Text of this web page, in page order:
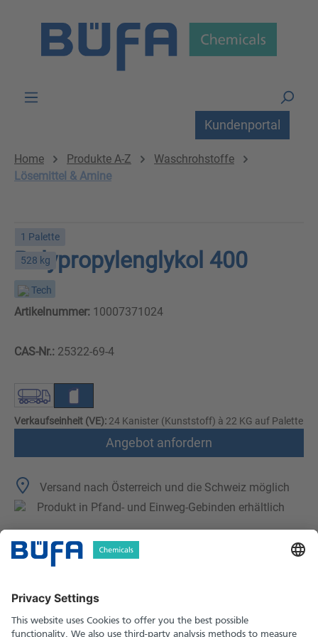
Kundenportal
Home Produkte A-Z
Waschrohstoffe
Lösemittel & Amine
1 Palette
528 kg
Polypropylenglykol 400
Tech
Artikelnummer: 10007371024
CAS-Nr.: 25322-69-4
Verkaufseinheit (VE): 24 Kanister (Kunststoff) à 22 KG auf Palette
Angebot anfordern
Versand nach Österreich und die Schweiz möglich
Produkt in Pfand- und Einweg-Gebinden erhältlich
Technische Merkmale
Sicherheitshinweise